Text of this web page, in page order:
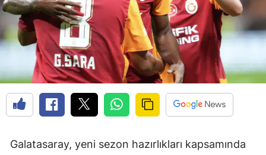
Galatasaray, yeni sezon hazırlıkları kapsamında